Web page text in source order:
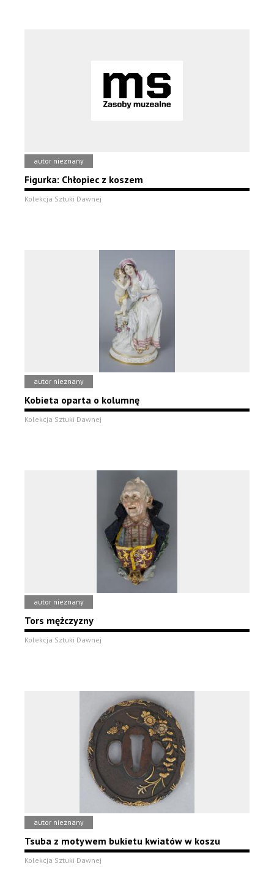
autor nieznany
Figurka: Chłopiec z koszem
Kolekcja Sztuki Dawnej
autor nieznany
Kobieta oparta o kolumnę
Kolekcja Sztuki Dawnej
autor nieznany
Tors mężczyzny
Kolekcja Sztuki Dawnej
autor nieznany
Tsuba z motywem bukietu kwiatów w koszu
Kolekcja Sztuki Dawnej